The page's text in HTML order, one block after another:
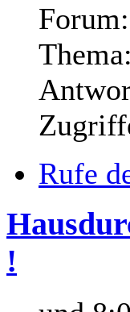
Forum:
Thema:
Rufe
!